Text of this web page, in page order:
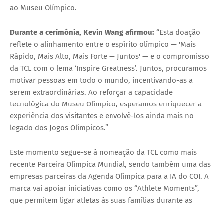
ao Museu Olímpico.
Durante a cerimónia, Kevin Wang afirmou: “Esta doação
reflete o alinhamento entre o espírito olímpico — 'Mais
Rápido, Mais Alto, Mais Forte — Juntos' — e o compromisso
da TCL com o lema ‘Inspire Greatness’. Juntos, procuramos
motivar pessoas em todo o mundo, incentivando-as a
serem extraordinárias. Ao reforçar a capacidade
tecnológica do Museu Olímpico, esperamos enriquecer a
experiência dos visitantes e envolvê-los ainda mais no
legado dos Jogos Olímpicos.”
Este momento segue-se à nomeação da TCL como mais
recente Parceira Olímpica Mundial, sendo também uma das
empresas parceiras da Agenda Olímpica para a IA do COI. A
marca vai apoiar iniciativas como os “Athlete Moments”,
que permitem ligar atletas às suas famílias durante as